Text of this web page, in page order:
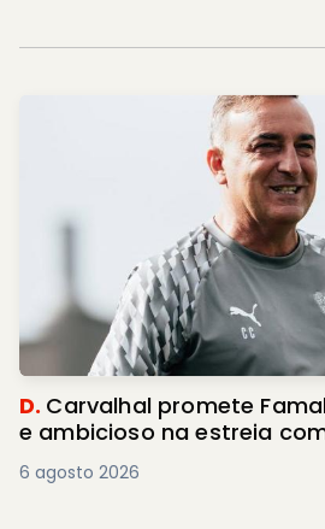
D. Carvalhal promete
e ambicioso na estreia
6 agosto 2026